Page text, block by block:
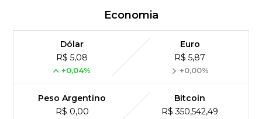
Economia
Dólar
R$ 5,08
+0,04%
Euro
R$ 5,87
+0,00%
Peso Argentino
R$ 0,00
Bitcoin
R$ 350,542,49